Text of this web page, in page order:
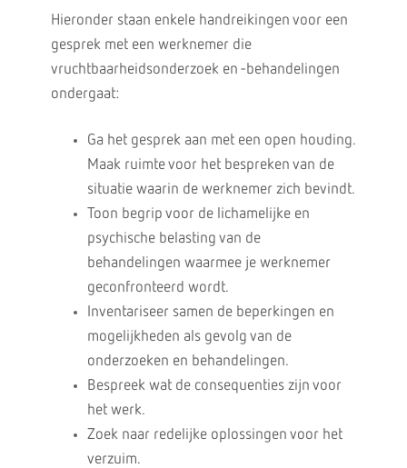
Hieronder staan enkele handreikingen voor een
gesprek met een werknemer die
vruchtbaarheidsonderzoek en -behandelingen
ondergaat:
Ga het gesprek aan met een open houding.
Maak ruimte voor het bespreken van de
situatie waarin de werknemer zich bevindt.
Toon begrip voor de lichamelijke en
psychische belasting van de
behandelingen waarmee je werknemer
geconfronteerd wordt.
Inventariseer samen de beperkingen en
mogelijkheden als gevolg van de
onderzoeken en behandelingen.
Bespreek wat de consequenties zijn voor
het werk.
Zoek naar redelijke oplossingen voor het
verzuim.